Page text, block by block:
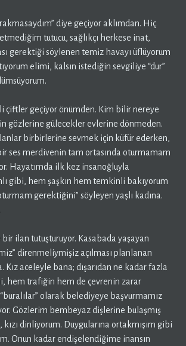
diye geçiyor aklımdan. Hiç
tutucu, sağlıkçı herkese inat,
gerektiği söylenen temiz havayı üflüyorum
elimi, kalsın istediğin sevgiliye “dur”
çiftler geçiyor önümden. Kim bilir nereye
gözlerine gülecekler evlerine dönmeden.
birbirlerine sevmek için küfür ederken,
ses merdivenin tam ortasında oturmamam
Hayatımda ilk kez insanoğluyla
gibi, hem şaşkın hem temkinli bakıyorum
gerektiğini” söyleyen yaşlı kadına.
bir ilan tutuşturuyor. Kasabada yaşayan
direnmeliymişiz açılması planlanan
Kız aceleyle bana; dışarıdan ne kadar fazla
hem trafiğin hem de çevrenin zarar
olarak belediyeye başvurmamız
Gözlerim bembeyaz dişlerine bulaşmış
dinliyorum. Duygularına ortakmışım gibi
Onun kadar endişelendiğime inansın